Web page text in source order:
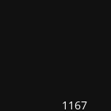
1167